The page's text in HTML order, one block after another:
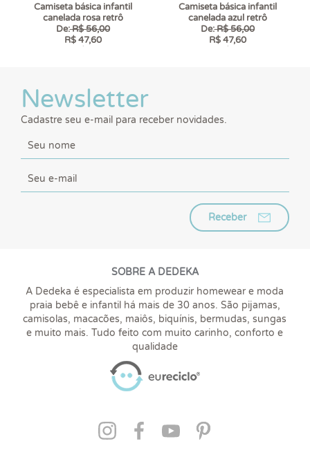
Camiseta básica infantil
canelada rosa retrô
De:R$ 56,00
R$ 47,60
Camiseta básica infantil
canelada azul retrô
De:R$ 56,00
R$ 47,60
Newsletter
Cadastre seu e-mail para receber novidades.
Receber
SOBRE A DEDEKA
A Dedeka é especialista em produzir homewear e moda
praia bebê e infantil há mais de 30 anos. São pijamas,
camisolas, macacões, maiôs, biquínis, bermudas, sungas
e muito mais. Tudo feito com muito carinho, conforto e
qualidade